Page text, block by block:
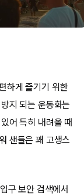
하게 즐기기 위한
지 되는 운동화는
어 특히 내려올 때
샌들은 꽤 고생스
구 보안 검색에서